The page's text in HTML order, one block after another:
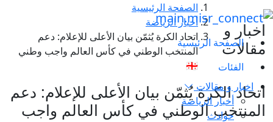
الصفحة الرئيسية
الفئات
اخبار و مقالات
أخبار الرياضة
حوادث
اخبار و
مقالات
الصفحة الرئيسية
أخبار الرياضة
اتحاد الكرة يُثمّن بيان الأعلى للإعلام: دعم
المنتخب الوطني في كأس العالم واجب وطني
🇪🇬
اتحاد الكرة يُثمّن بيان الأعلى للإعلام: دعم
المنتخب الوطني في كأس العالم واجب